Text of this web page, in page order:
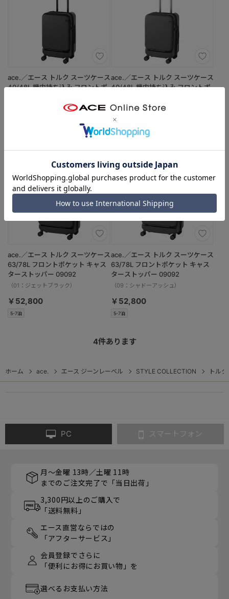
ace.／エース トルク スーツケース
40/48L 機内持ち込み フロントポ
（01：ジェットブラック）
機内持込 2-3泊
ace.／エース トルク スーツケース
40/48L 機内持ち込み フロントポ
09091
（09：シャドーアッシュ）
￥49,500
5-7泊
ace.／エース トルク スーツケース
63/78L フロントポケット キャス
ターストッパー 09092
（01：ジェットブラック）
￥52,800
5-7泊
ace.／エース トルク スーツケース
63/78L フロントポケット キャス
ターストッパー 09092
（09：シャドーアッシュ）
￥52,800
4件あります
ホーム ace. エース ジーンレーベル STYLE COLLECTION トルク
PC スマートフォン
月～金曜 13時／土曜 11時
までのご注文完了で「当日出荷」
3,300円以上のご購入で
「送料無料」
エース直営ならではの
「アフターサービス」
会員登録でさらに
「便利にお得にお買い物」を
選べるお支払い方法